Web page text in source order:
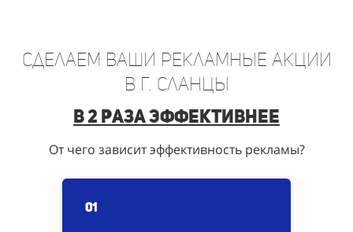
Сделаем ваши рекламные акции
в г. Сланцы
в 2 раза эффективнее
От чего зависит эффективность рекламы?